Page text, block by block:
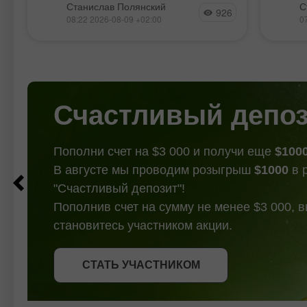
может занять довольно много
времени. За последние полтора
нисходящего тренда, который
Станислав Полянский
08:22 2026-08-09 +02:00 926
СТАТЬ УЧАСТНИКОМ
Счастливый
Пополни счет на $3 000 и получи еще
В августе мы проводим розыгрыш $1000 в
"Счастливый депозит"!
Пополнив счет на сумму не менее $3 000,
становитесь участником акции.
СТАТЬ УЧАСТНИКОМ
ПОЛУЧИТЬ БОНУС